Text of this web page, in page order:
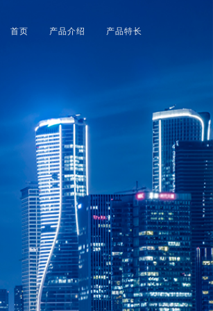
首页 产品介绍 产品特长